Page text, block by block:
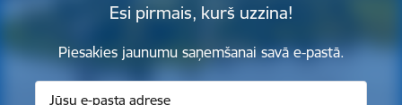
Esi pirmais, kurš uzzina!
Piesakies jaunumu saņemšanai savā e-pastā.